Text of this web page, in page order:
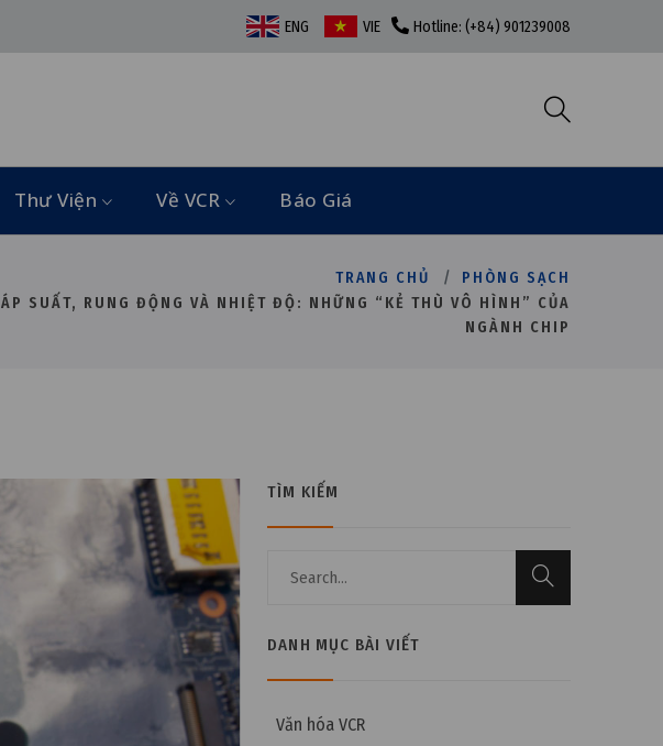
ENG VIE Hotline: (+84) 901239008
Thư Viện Về VCR Báo Giá
TRANG CHỦ
PHÒNG SẠCH
ÁP SUẤT, RUNG ĐỘNG VÀ NHIỆT ĐỘ: NHỮNG “KẺ THÙ VÔ HÌNH” CỦA
NGÀNH CHIP
TÌM KIẾM
DANH MỤC BÀI VIẾT
Văn hóa VCR